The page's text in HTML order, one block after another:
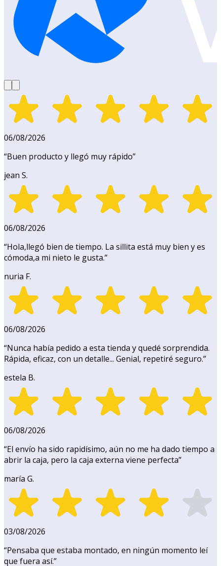
06/08/2026
“Buen producto y llegó muy rápido”
jean S.
06/08/2026
“Hola,llegó bien de tiempo. La sillita está muy bien y es
cómoda,a mi nieto le gusta.”
nuria F.
06/08/2026
“Nunca había pedido a esta tienda y quedé sorprendida.
Rápida, eficaz, con un detalle... Genial, repetiré seguro.”
estela B.
06/08/2026
“El envío ha sido rapidísimo, aún no me ha dado tiempo a
abrir la caja, pero la caja externa viene perfecta”
maría G.
03/08/2026
“Pensaba que estaba montado, en ningún momento leí
que fuera así.”